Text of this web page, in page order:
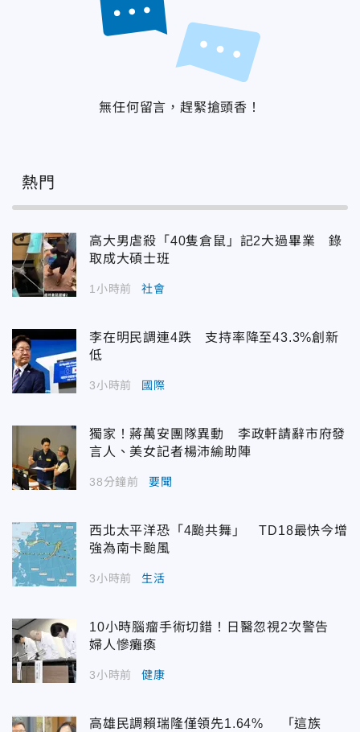
無任何留言，趕緊搶頭香！
熱門
高大男虐殺「40隻倉鼠」記2大過畢業 錄
取成大碩士班
1小時前 社會
李在明民調連4跌 支持率降至43.3%創新
低
3小時前 國際
獨家！蔣萬安團隊異動 李政軒請辭市府發
言人、美女記者楊沛緰助陣
38分鐘前 要聞
西北太平洋恐「4颱共舞」 TD18最快今增
強為南卡颱風
3小時前 生活
10小時腦瘤手術切錯！日醫忽視2次警告
婦人慘癱瘓
3小時前 健康
高雄民調賴瑞隆僅領先1.64% 「這族